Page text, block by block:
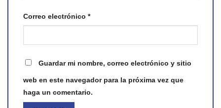
Correo electrónico *
Guardar mi nombre, correo electrónico y sitio
web en este navegador para la próxima vez que
haga un comentario.